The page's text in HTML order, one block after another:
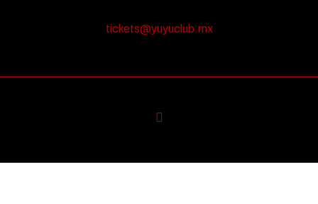
tickets@yuyuclub.mx